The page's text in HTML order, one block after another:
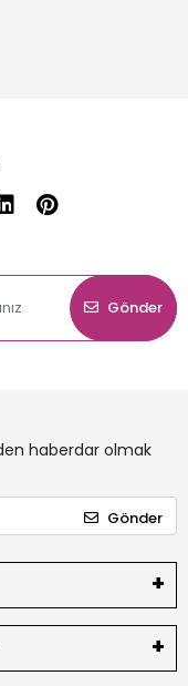
Gönder
haberdar olmak
Gönder